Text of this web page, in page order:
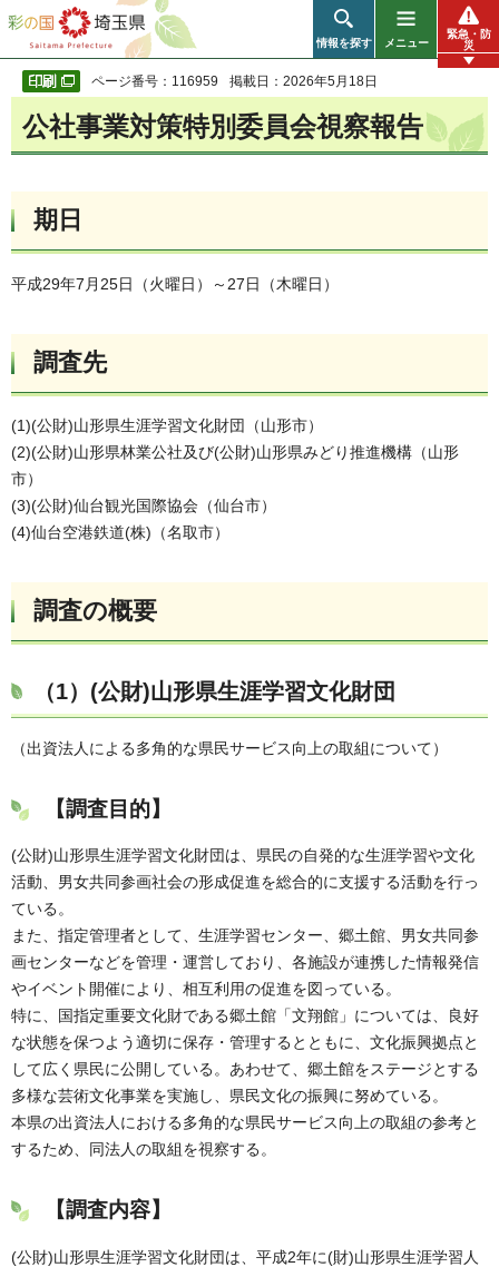
彩の国 埼玉県
情報を探す メニュー
緊急・防
災
ページ番号：116959 掲載日：2026年5月18日
公社事業対策特別委員会視察報告
期日
平成29年7月25日（火曜日）～27日（木曜日）
調査先
(1)(公財)山形県生涯学習文化財団（山形市）
(2)(公財)山形県林業公社及び(公財)山形県みどり推進機構（山形
市）
(3)(公財)仙台観光国際協会（仙台市）
(4)仙台空港鉄道(株)（名取市）
調査の概要
（1） (公財)山形県生涯学習文化財団
（出資法人による多角的な県民サービス向上の取組について）
【調査目的】
(公財)山形県生涯学習文化財団は、県民の自発的な生涯学習や文化
活動、男女共同参画社会の形成促進を総合的に支援する活動を行っ
ている。
また、指定管理者として、生涯学習センター、郷土館、男女共同参
画センターなどを管理・運営しており、各施設が連携した情報発信
やイベント開催により、相互利用の促進を図っている。
特に、国指定重要文化財である郷土館「文翔館」については、良好
な状態を保つよう適切に保存・管理するとともに、文化振興拠点と
して広く県民に公開している。あわせて、郷土館をステージとする
多様な芸術文化事業を実施し、県民文化の振興に努めている。
本県の出資法人における多角的な県民サービス向上の取組の参考と
するため、同法人の取組を視察する。
【調査内容】
(公財)山形県生涯学習文化財団は、平成2年に(財)山形県生涯学習人